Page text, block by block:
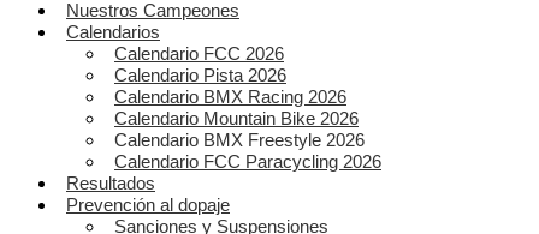
Nuestros Campeones
Calendarios
Calendario FCC 2026
Calendario Pista 2026
Calendario BMX Racing 2026
Calendario Mountain Bike 2026
Calendario BMX Freestyle 2026
Calendario FCC Paracycling 2026
Resultados
Prevención al dopaje
Sanciones y Suspensiones